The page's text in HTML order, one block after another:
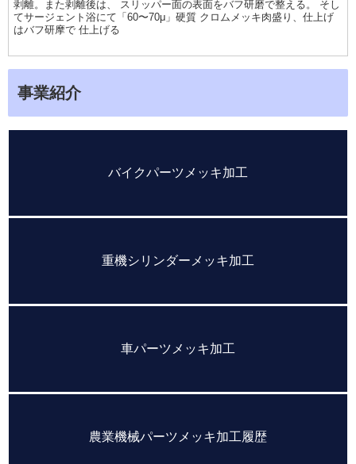
剥離。また剥離後は、 スリッパー面の表面をバフ研磨で整える。 そし
てサージェント浴にて「60〜70μ」硬質 クロムメッキ肉盛り、仕上げ
はバフ研摩で 仕上げる
事業紹介
バイクパーツメッキ加工
重機シリンダーメッキ加工
車パーツメッキ加工
農業機械パーツメッキ加工履歴